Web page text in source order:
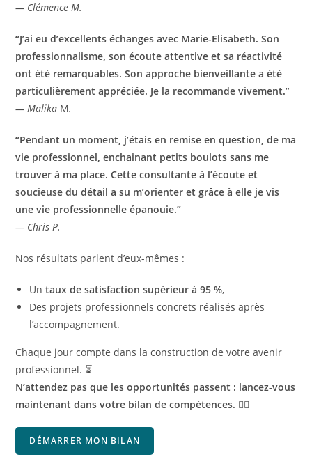
— Clémence M.
“J’ai eu d’excellents échanges avec Marie-Elisabeth. Son
professionnalisme, son écoute attentive et sa réactivité
ont été remarquables. Son approche bienveillante a été
particulièrement appréciée. Je la recommande vivement.”
— Malika M.
“Pendant un moment, j’étais en remise en question, de ma
vie professionnel, enchainant petits boulots sans me
trouver à ma place. Cette consultante à l’écoute et
soucieuse du détail a su m’orienter et grâce à elle je vis
une vie professionnelle épanouie.”
— Chris P.
Nos résultats parlent d’eux-mêmes :
Untaux de satisfaction supérieur à 95 %,
Des projets professionnels concrets réalisés après
l’accompagnement.
Chaque jour compte dans la construction de votre avenir
professionnel. ⏳
N’attendez pas que les opportunités passent : lancez-vous
maintenant dans votre bilan de compétences. 👇🏽
DÉMARRER MON BILAN